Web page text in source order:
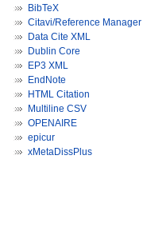
BibTeX
Citavi/Reference Manager
Data Cite XML
Dublin Core
EP3 XML
EndNote
HTML Citation
Multiline CSV
OPENAIRE
epicur
xMetaDissPlus